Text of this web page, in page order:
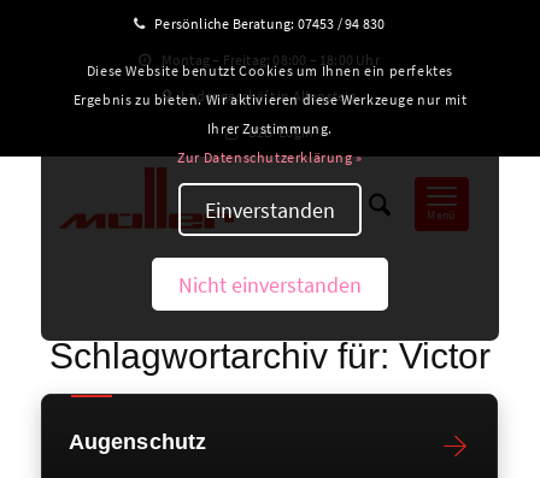
Persönliche Beratung: 07453 / 94 830
Montag – Freitag: 08:00 – 18:00 Uhr
Ladengeschäft in Altensteig
B2B-Login
Menü
Schlagwortarchiv für: Victor
Augenschutz
Diese Website benutzt Cookies um Ihnen ein perfektes
Ergebnis zu bieten. Wir aktivieren diese Werkzeuge nur mit
Ihrer Zustimmung.
Zur Datenschutzerklärung »
Einverstanden
Nicht einverstanden